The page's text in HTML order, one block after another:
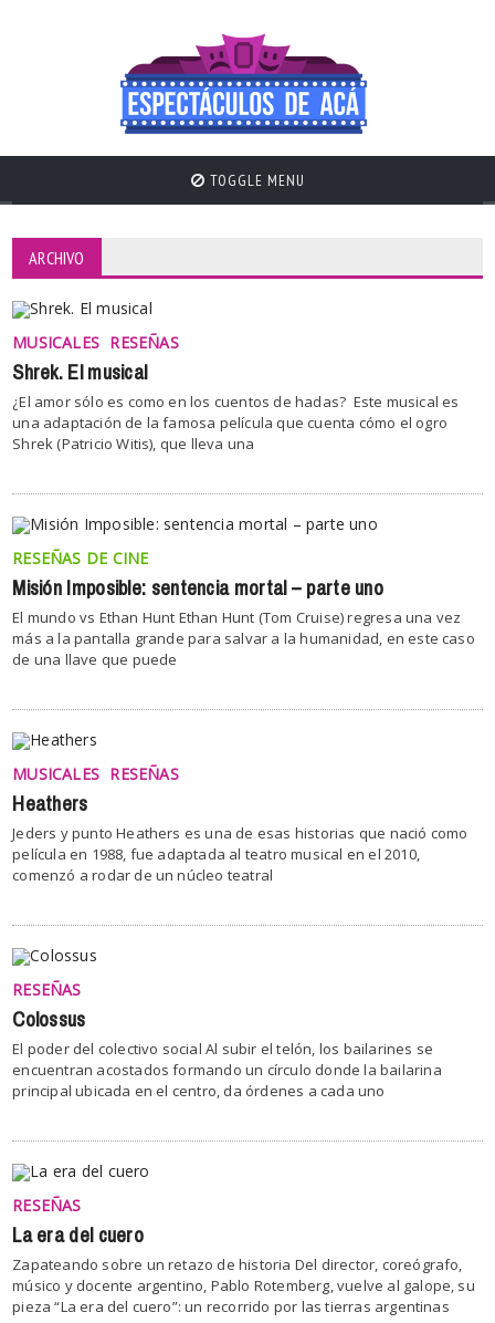
TOGGLE MENU
ARCHIVO
MUSICALES RESEÑAS
Shrek. El musical
¿El amor sólo es como en los cuentos de hadas? Este musical es
una adaptación de la famosa película que cuenta cómo el ogro
Shrek (Patricio Witis), que lleva una
RESEÑAS DE CINE
Misión Imposible: sentencia mortal – parte uno
El mundo vs Ethan Hunt Ethan Hunt (Tom Cruise) regresa una vez
más a la pantalla grande para salvar a la humanidad, en este caso
de una llave que puede
MUSICALES RESEÑAS
Heathers
Jeders y punto Heathers es una de esas historias que nació como
película en 1988, fue adaptada al teatro musical en el 2010,
comenzó a rodar de un núcleo teatral
RESEÑAS
Colossus
El poder del colectivo social Al subir el telón, los bailarines se
encuentran acostados formando un círculo donde la bailarina
principal ubicada en el centro, da órdenes a cada uno
RESEÑAS
La era del cuero
Zapateando sobre un retazo de historia Del director, coreógrafo,
músico y docente argentino, Pablo Rotemberg, vuelve al galope, su
pieza “La era del cuero”: un recorrido por las tierras argentinas